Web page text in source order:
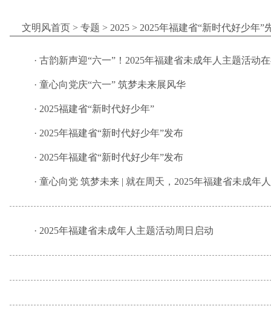
文明风首页 > 专题 > 2025 > 2025年福建省“新时代好少年”
· 古韵新声迎“六一”！2025年福建省未成年人主题活动
· 童心向党庆“六一” 筑梦未来展风华
· 2025福建省“新时代好少年”
· 2025年福建省“新时代好少年”发布
· 2025年福建省“新时代好少年”发布
· 童心向党 筑梦未来 | 就在周天，2025年福建省未成年
· 2025年福建省未成年人主题活动周日启动